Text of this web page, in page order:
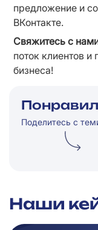
предложение и
ВКонтакте.
Свяжитесь с
поток клиентов
бизнеса!
Поделитесь с
Наши